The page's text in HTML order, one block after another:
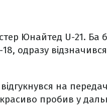
Юнайтед U-21. Ба
одразу
на
пробив у